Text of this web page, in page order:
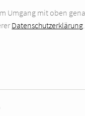
Umgang mit oben
Datenschutzerklärung.